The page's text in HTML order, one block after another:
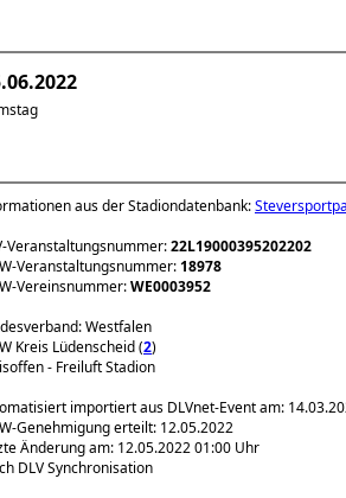
aus der Stadiondatenbank:
Veranstaltungsnummer:22L19000395202202
Veranstaltungsnummer:18978
Vereinsnummer:WE0003952
Westfalen
Kreis Lüdenscheid (2)
- Freiluft Stadion
importiert aus DLVnet-Event am:
Genehmigung erteilt: 12.05.2022
Änderung am: 12.05.2022 01:00 Uhr
DLV Synchronisation